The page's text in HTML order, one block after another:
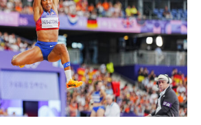
Foto: Christel Saneh for World Athletics